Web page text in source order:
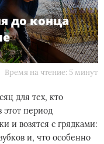
до конца
Время на чтение: 5 минут
для тех, кто
период
и возятся с грядками:
и, что особенно